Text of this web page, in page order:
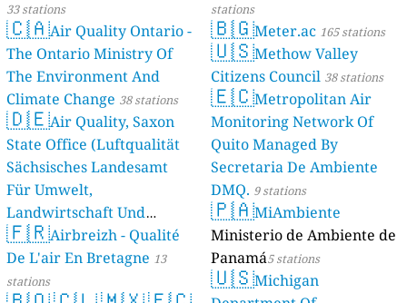
33 stations
🇨🇦Air Quality Ontario -
The Ontario Ministry Of
The Environment And
Climate Change 38 stations
🇩🇪Air Quality, Saxon
State Office (Luftqualität
Sächsisches Landesamt
Für Umwelt,
Landwirtschaft Und
Geologie) 50 stations
🇫🇷Airbreizh - Qualité
De L'air En Bretagne 13
stations
stations
🇧🇬Meter.ac 165 stations
🇺🇸Methow Valley
Citizens Council 38 stations
🇪🇨Metropolitan Air
Monitoring Network Of
Quito Managed By
Secretaria De Ambiente
DMQ. 9 stations
🇵🇦MiAmbiente
Ministerio de Ambiente de
Panamá5 stations
🇺🇸Michigan